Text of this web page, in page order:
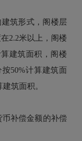
筑形式，阁楼层
2.2米以上，阁楼
建筑面积，阁楼
50%计算建筑面
筑面积。
补偿金额的补偿